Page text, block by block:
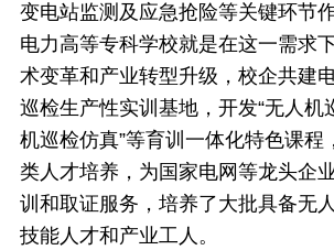
变电站监测及应急抢险等关键环节
电力高等专科学校就是在这一需求
术变革和产业转型升级，校企共建
巡检生产性实训基地，开发“无人机
机巡检仿真”等育训一体化特色课程
类人才培养，为国家电网等龙头企
训和取证服务，培养了大批具备无
技能人才和产业工人。